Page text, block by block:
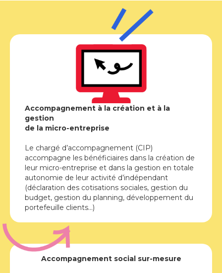
Accompagnement à la création et à la
gestion
de la micro-entreprise
Le chargé d’accompagnement (CIP)
accompagne les bénéficiaires dans la création de
leur micro-entreprise et dans la gestion en totale
autonomie de leur activité d’indépendant
(déclaration des cotisations sociales, gestion du
budget, gestion du planning, développement du
portefeuille clients...)
Accompagnement social sur-mesure